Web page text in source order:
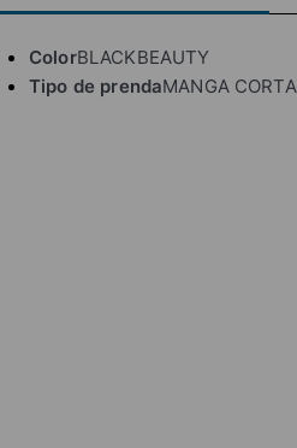
ColorBLACKBEAUTY
Tipo de prendaMANGA CORTA